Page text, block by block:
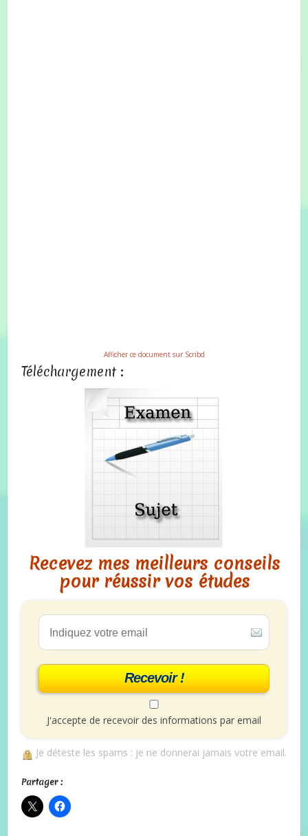
Afficher ce document sur Scribd
Téléchargement :
Recevez mes meilleurs conseils
pour réussir vos études
Recevoir !
J'accepte de recevoir des informations par email
Je déteste les spams : je ne donnerai jamais votre email.
Partager :